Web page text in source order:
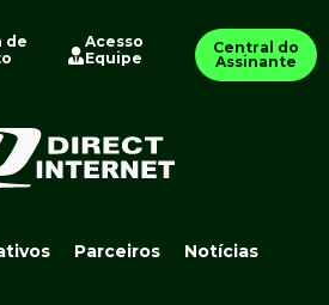
de
Acesso
Equipe
Central do
Assinante
Parceiros Notícias